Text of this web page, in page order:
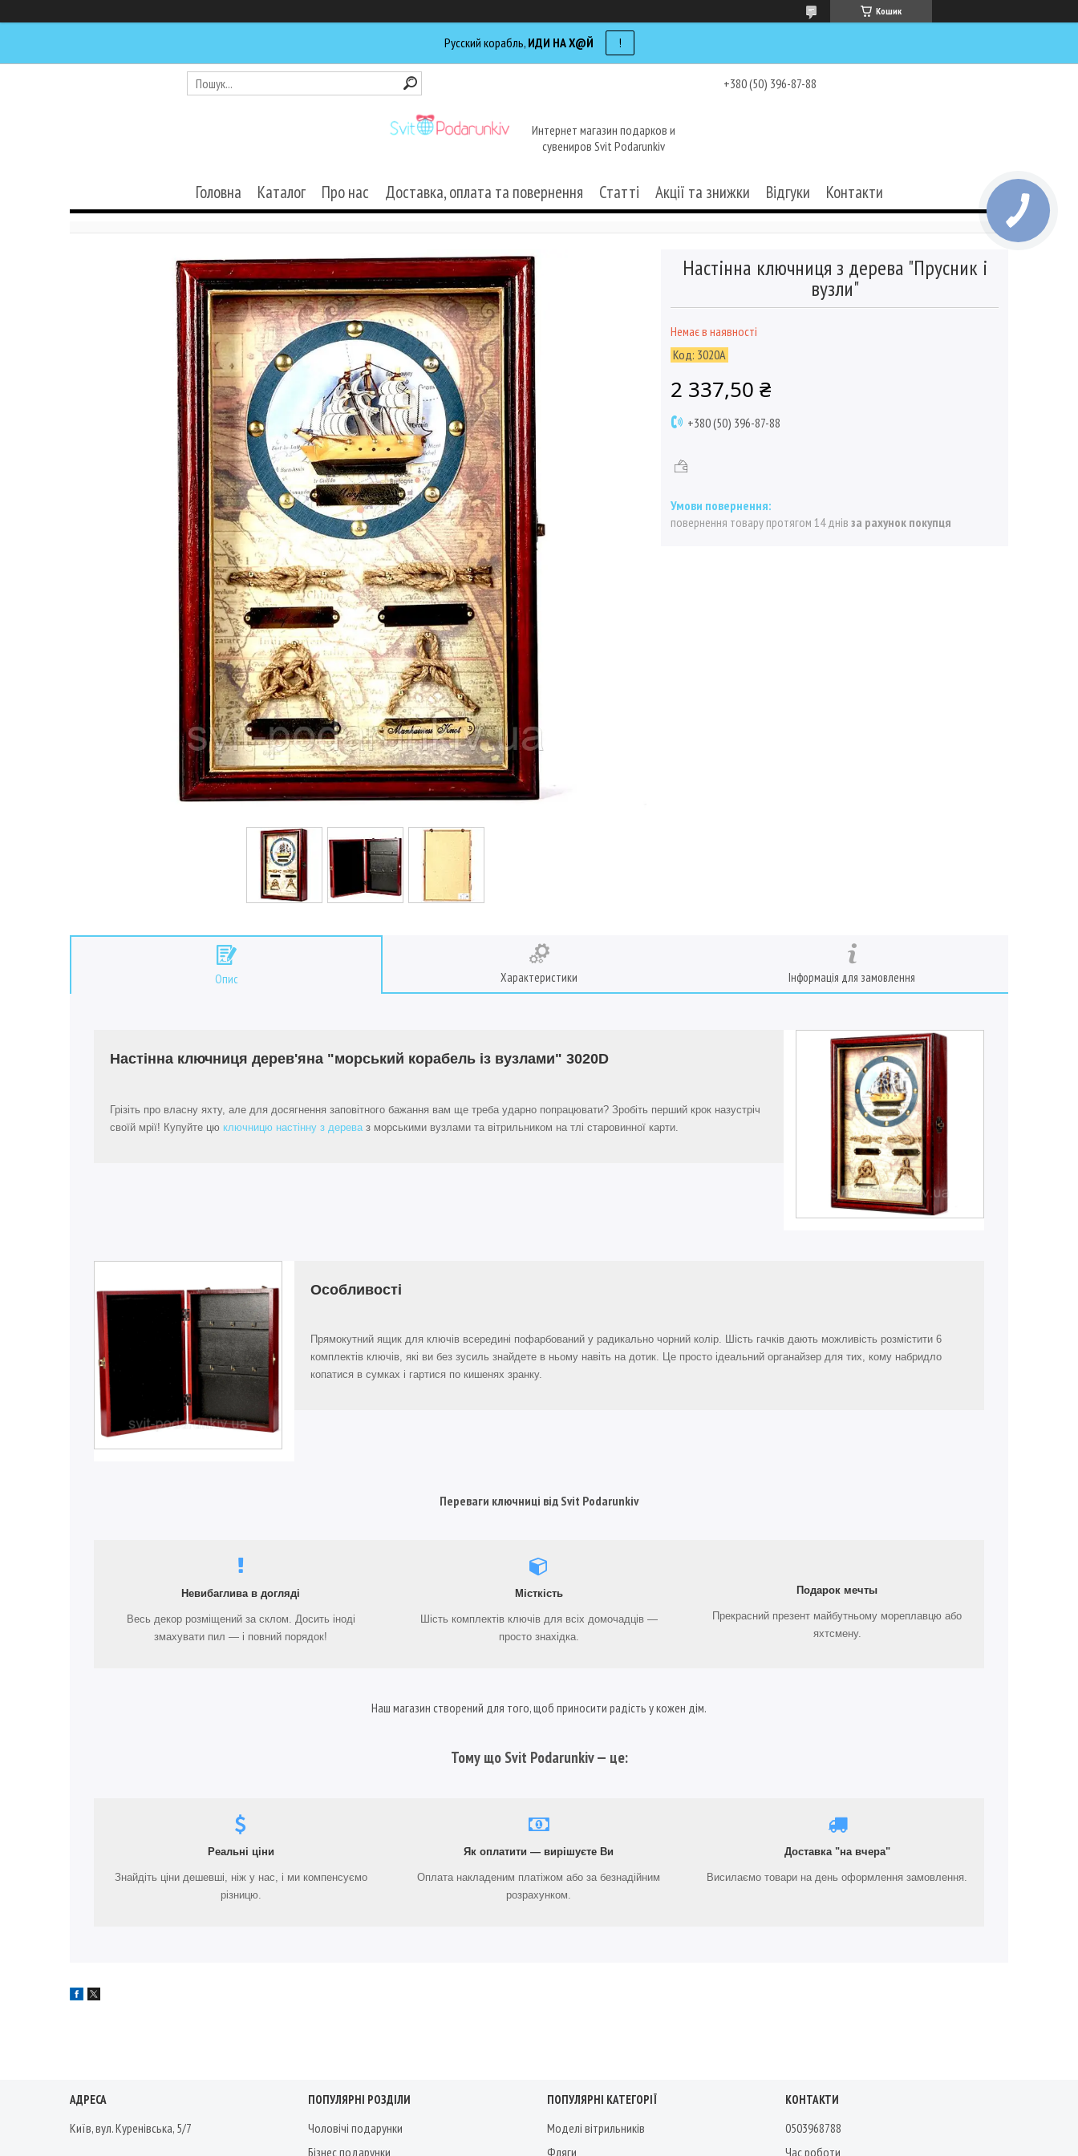
Кошик
Русский корабль, ИДИ НА Х@Й !
+380 (50) 396-87-88
Интернет магазин подарков и
сувениров Svit Podarunkiv
Головна Каталог Про нас Доставка, оплата та повернення Статті Акції та знижки Відгуки Контакти
Настінна ключниця з дерева "Прусник і
вузли"
Немає в наявності
Код: 3020A
2 337,50 ₴
+380 (50) 396-87-88
повернення товару протягом 14 днів за рахунок покупця
Опис Характеристики Інформація для замовлення
Настінна ключниця дерев'яна "морський корабель із вузлами" 3020D
Грізіть про власну яхту, але для досягнення заповітного бажання вам ще треба ударно попрацювати? Зробіть перший крок назустріч
своїй мрії! Купуйте цю ключницю настінну з дереваз морськими вузлами та вітрильником на тлі старовинної карти.
Особливості
Прямокутний ящик для ключів всередині пофарбований у радикально чорний колір. Шість гачків дають можливість розмістити 6
комплектів ключів, які ви без зусиль знайдете в ньому навіть на дотик. Це просто ідеальний органайзер для тих, кому набридло
копатися в сумках і гартися по кишенях зранку.
Переваги ключниці від Svit Podarunkiv
Невибаглива в догляді
Весь декор розміщений за склом. Досить іноді
змахувати пил — і повний порядок!
Місткість
Шість комплектів ключів для всіх домочадців —
просто знахідка.
Подарок мечты
Прекрасний презент майбутньому мореплавцю або
яхтсмену.
Наш магазин створений для того, щоб приносити радість у кожен дім.
Тому що Svit Podarunkiv — це:
Реальні ціни
Знайдіть ціни дешевші, ніж у нас, і ми компенсуємо
різницю.
Як оплатити — вирішуєте Ви
Оплата накладеним платіжом або за безнадійним
розрахунком.
Доставка "на вчера"
Висилаємо товари на день оформлення замовлення.
АДРЕСА
Київ, вул. Куренівська, 5/7
ПОПУЛЯРНІ РОЗДІЛИ
Чоловічі подарунки
Бізнес подарунки
ПОПУЛЯРНІ КАТЕГОРІЇ
Моделі вітрильників
Фляги
КОНТАКТИ
0503968788
Час роботи